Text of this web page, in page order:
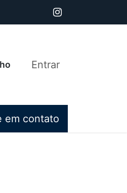
Entrar
em contato